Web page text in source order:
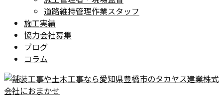
道路維持管理作業スタッフ
施工実績
協力会社募集
ブログ
コラム